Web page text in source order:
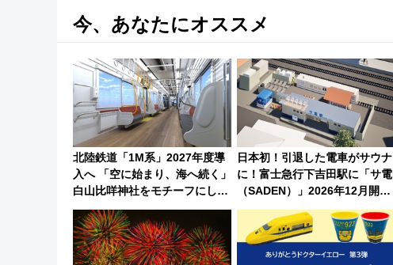
今、あなたにオススメ
北陸鉄道「1M系」2027年度導
入へ 「空に始まり、海へ続く」
白山比咩神社をモチーフにした
神秘的なデザイン
日本初！引退した電車がサウナ
に！富士急行下吉田駅に「サ電
（SADEN）」2026年12月開
業 行き交う電車の音や振動を
感じながら「ととのう」新感覚